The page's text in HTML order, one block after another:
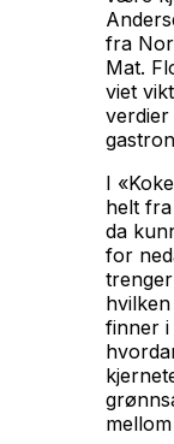
fra
Mat.
viet
I
helt
da
for
finner i